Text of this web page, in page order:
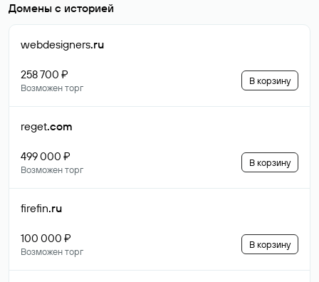
Домены с историей
webdesigners.ru
258 700 ₽
Возможен торг
В корзину
reget.com
499 000 ₽
Возможен торг
В корзину
firefin.ru
100 000 ₽
Возможен торг
В корзину